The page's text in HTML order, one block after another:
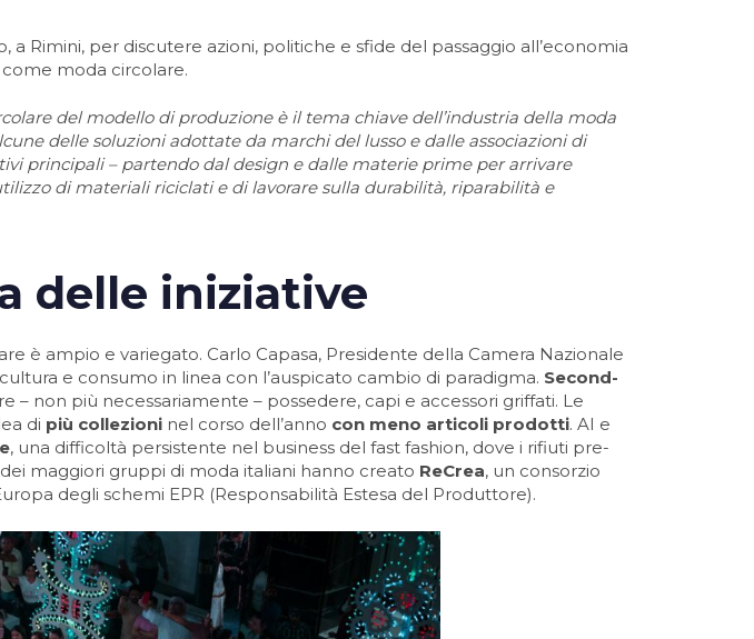
Rimini, per discutere azioni, politiche e sfide del passaggio all’economia
moda circolare.
del modello di produzione è il tema chiave dell’industria della moda
delle soluzioni adottate da marchi del lusso e dalle associazioni di
principali – partendo dal design e dalle materie prime per arrivare
di materiali riciclati e di lavorare sulla durabilità, riparabilità e
delle iniziative
è ampio e variegato. Carlo Capasa, Presidente della Camera Nazionale
e consumo in linea con l’auspicato cambio di paradigma. Second-
– non più necessariamente – possedere, capi e accessori griffati. Le
di più collezioni nel corso dell’anno con meno articoli prodotti. AI e
, una difficoltà persistente nel business del fast fashion, dove i rifiuti pre-
maggiori gruppi di moda italiani hanno creato ReCrea, un consorzio
degli schemi EPR (Responsabilità Estesa del Produttore).